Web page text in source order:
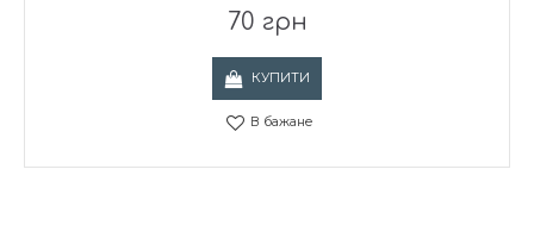
70 грн
КУПИТИ
В бажане